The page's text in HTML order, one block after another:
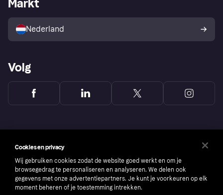
Kopersbescherming voor
consumenten
Markt
Nederland
Volg
Cookies en privacy
Wij gebruiken cookies zodat de website goed werkt en om je
browsegedrag te personaliseren en analyseren. We delen ook
gegevens met onze advertentiepartners. Je kunt je voorkeuren op elk
moment beheren of je toestemming intrekken.